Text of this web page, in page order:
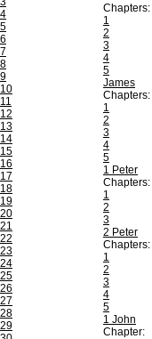
4
5
6
7
8
9
10
11
12
13
14
15
16
17
18
19
20
21
22
23
24
25
26
27
28
29
Chapters:
1
2
3
4
5
James
Chapters:
1
2
3
4
5
1 Peter
Chapters:
1
2
3
2 Peter
Chapters:
1
2
3
4
5
1 John
Chapter: